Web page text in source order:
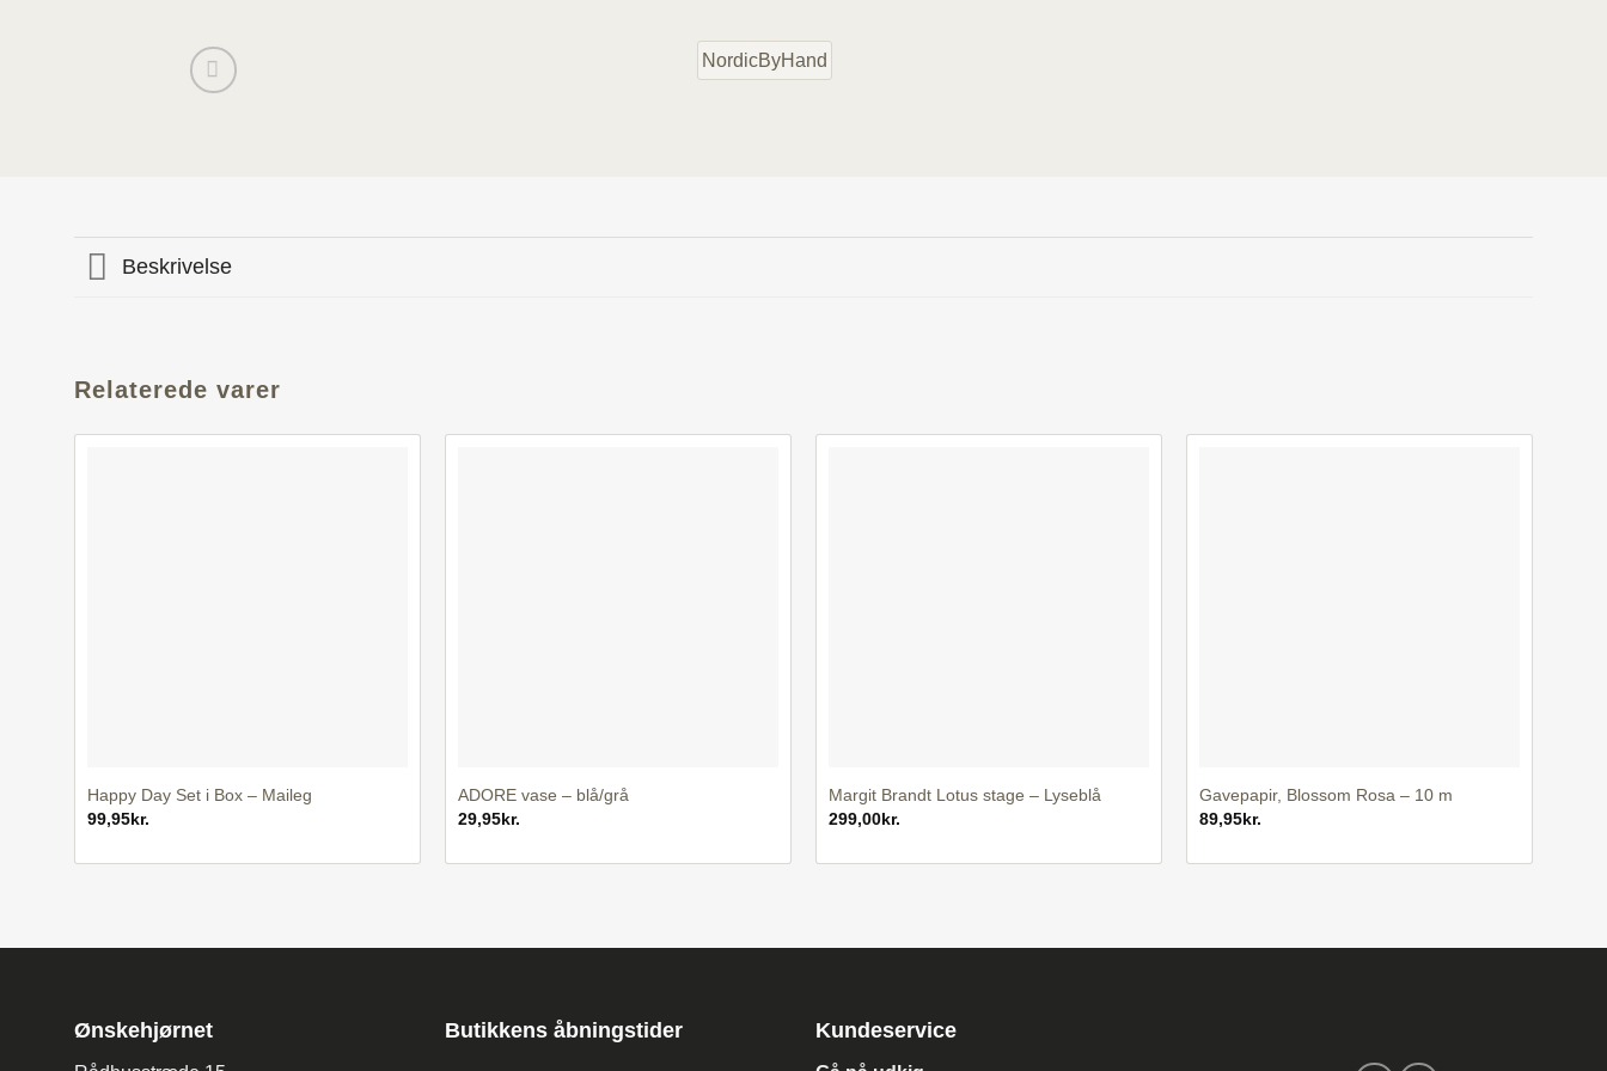
NordicByHand
Beskrivelse
Relaterede varer
Happy Day Set i Box – Maileg
99,95kr.
ADORE vase – blå/grå
29,95kr.
Margit Brandt Lotus stage – Lyseblå
299,00kr.
Gavepapir, Blossom Rosa – 10 m
89,95kr.
Ønskehjørnet Butikkens åbningstider Kundeservice